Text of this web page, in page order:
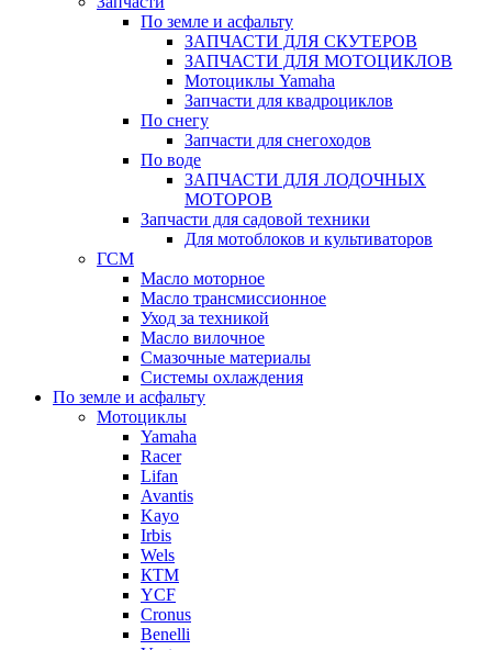
По земле и асфальту
ЗАПЧАСТИ ДЛЯ СКУТЕРОВ
ЗАПЧАСТИ ДЛЯ МОТОЦИКЛОВ
Мотоциклы Yamaha
Запчасти для квадроциклов
По снегу
Запчасти для снегоходов
По воде
ЗАПЧАСТИ ДЛЯ ЛОДОЧНЫХ
МОТОРОВ
Запчасти для садовой техники
Для мотоблоков и культиваторов
ГСМ
Масло моторное
Масло трансмиссионное
Уход за техникой
Масло вилочное
Смазочные материалы
Системы охлаждения
По земле и асфальту
Мотоциклы
Yamaha
Racer
Lifan
Avantis
Kayo
Irbis
Wels
КТМ
YCF
Cronus
Benelli